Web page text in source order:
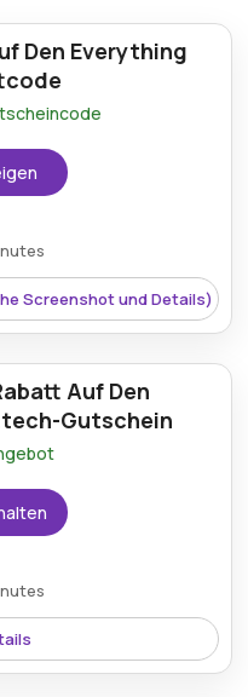
Den Everything
Screenshot und Details)
ganzen website
Minimum erforderlich
Auf Den
Gutschein